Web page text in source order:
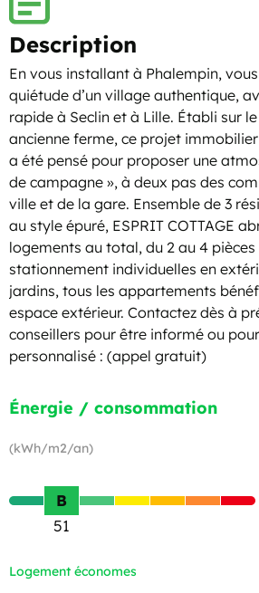
Description
En vous installant à Phalempin,
quiétude d’un village authentique,
rapide à Seclin et à Lille. Établi sur le
ancienne ferme, ce projet
a été pensé pour proposer une
de campagne », à deux pas des
ville et de la gare. Ensemble de 3
au style épuré, ESPRIT COTTAGE
logements au total, du 2 au 4
stationnement individuelles en
jardins, tous les appartements
espace extérieur. Contactez dès à
conseillers pour être informé ou
personnalisé : (appel gratuit)
Énergie / consommation
(kWh/m2/an)
B
51
Logement économes